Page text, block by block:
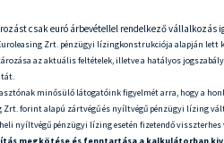
csak euró árbevétellel rendelkező
Zrt. pénzügyi lízingkonstrukciója alapján lett
az aktuális feltételek, illetve a hatályos
minősülő látogatóink figyelmét arra, hogy a
Zrt. forint alapú zártvégű és nyíltvégű pénzügyi lízing
nyíltvégű pénzügyi lízing esetén fizetendő visszterhes
megkötése és fenntartása a kalkulátorban